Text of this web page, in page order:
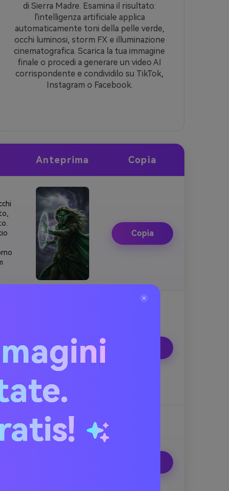
di Sierra Madre. Esamina il risultato:
l'intelligenza artificiale applica
automaticamente toni della pelle verde,
occhi luminosi, storm FX e illuminazione
cinematografica. Scarica la tua immagine
finale o procedi a generare un video AI
corrispondente e condividilo su TikTok,
Instagram o Facebook.
Anteprima Copia
Copia